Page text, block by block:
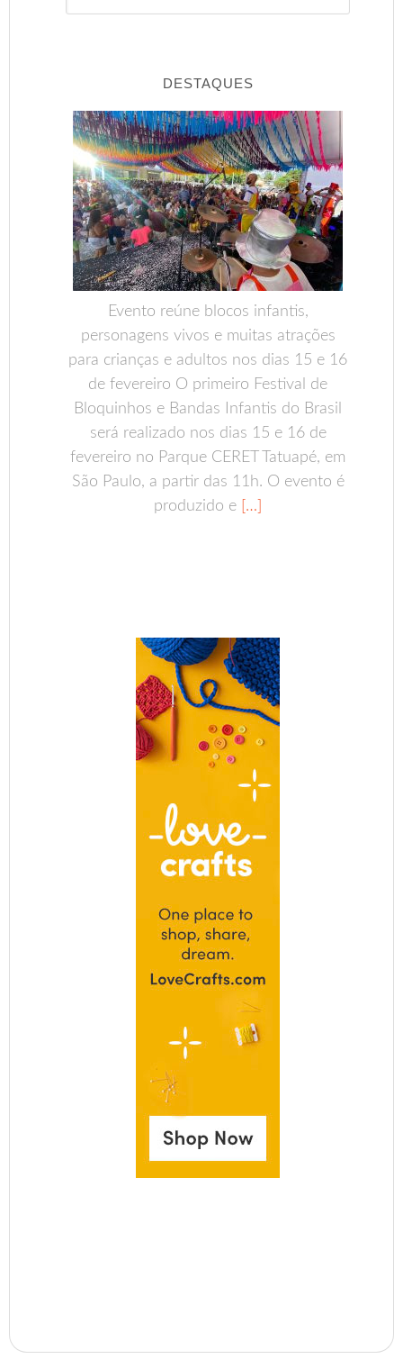
DESTAQUES
Evento reúne blocos infantis,
personagens vivos e muitas atrações
para crianças e adultos nos dias 15 e 16
de fevereiro O primeiro Festival de
Bloquinhos e Bandas Infantis do Brasil
será realizado nos dias 15 e 16 de
fevereiro no Parque CERET Tatuapé, em
São Paulo, a partir das 11h. O evento é
produzido e […]